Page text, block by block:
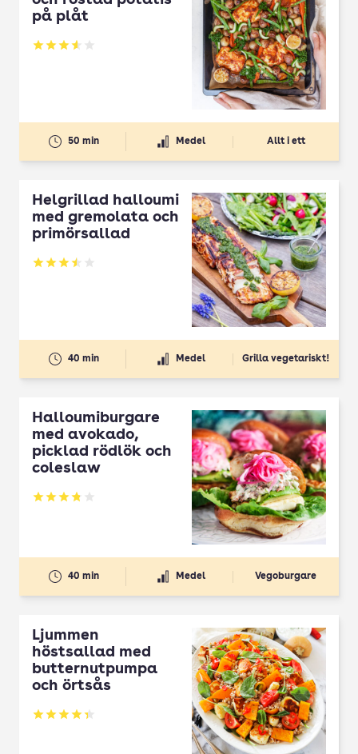
på plåt
Betyg: 3.55 av 5
50 min Medel Allt i ett
Helgrillad halloumi
med gremolata och
primörsallad
Betyg: 3.52 av 5
40 min Medel Grilla vegetariskt!
Halloumiburgare
med avokado,
picklad rödlök och
coleslaw
Betyg: 3.83 av 5
40 min Medel Vegoburgare
Ljummen
höstsallad med
butternutpumpa
och örtsås
Betyg: 4.32 av 5